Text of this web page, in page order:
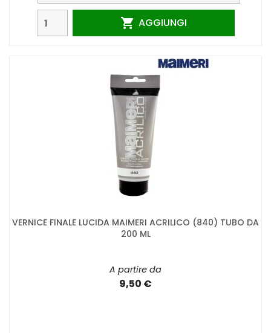
 AGGIUNGI
VERNICE FINALE LUCIDA MAIMERI ACRILICO (840) TUBO DA
200 ML
A partire da
9,50 €